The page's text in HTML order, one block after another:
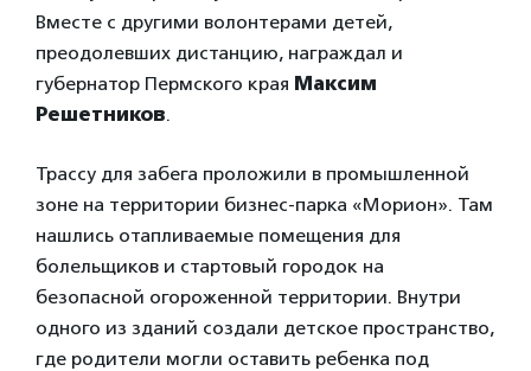
Вместе с другими волонтерами детей,
преодолевших дистанцию, награждал и
губернатор Пермского края Максим
Решетников.
Трассу для забега проложили в промышленной
зоне на территории бизнес-парка «Морион». Там
нашлись отапливаемые помещения для
болельщиков и стартовый городок на
безопасной огороженной территории. Внутри
одного из зданий создали детское пространство,
где родители могли оставить ребенка под